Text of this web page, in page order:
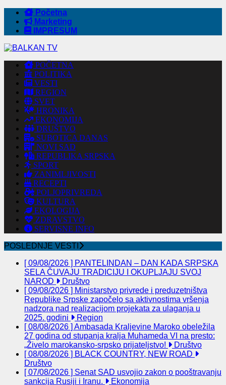
Početna
Marketing
IMPRESUM
POČETNA
POLITIKA
VESTI
REGION
SVET
HRONIKA
EKONOMIJA
DRUŠTVO
SUBOTICA DANAS
NOVI SAD
REPUBLIKA SRPSKA
SPORT
ZANIMLJIVOSTI
RECEPTI
POLJOPRIVREDA
KULTURA
EKOLOGIJA
ZDRAVSTVO
SERVISNE INFO
POSLEDNJE VESTI
[ 09/08/2026 ] PANTELINDAN – DAN KADA SRPSKA
SELA ČUVAJU TRADICIJU I OKUPLJAJU SVOJ
NAROD
Društvo
[ 09/08/2026 ] Ministarstvo privrede i preduzetništva
Republike Srpske započelo sa aktivnostima vršenja
nadzora nad realizacijom projekata za ulaganja u
2025. godini
Region
[ 08/08/2026 ] Ambasada Kraljevine Maroko obeležila
27 godina od stupanja kralja Muhameda VI na presto:
„Živelo marokansko-srpsko prijateljstvo!
Društvo
[ 08/08/2026 ] BLACK COUNTRY, NEW ROAD
Društvo
[ 07/08/2026 ] Senat SAD usvojio zakon o pooštravanju
sankcija Rusiji i Iranu.
Ekonomija